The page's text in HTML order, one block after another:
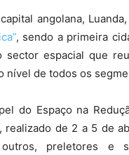
angolana,
, sendo a primeira
sector espacial que
nível de todos os
do Espaço na
realizado de 2 a 5 de
preletores e